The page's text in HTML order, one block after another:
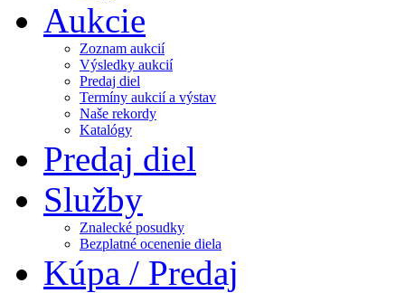
Aukcie
Zoznam aukcií
Výsledky aukcií
Predaj diel
Termíny aukcií a výstav
Naše rekordy
Katalógy
Predaj diel
Služby
Znalecké posudky
Bezplatné ocenenie diela
Kúpa / Predaj